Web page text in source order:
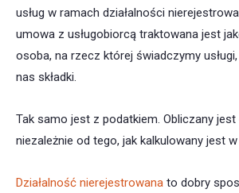
usług w ramach działalności
umowa z usługobiorcą traktowana jest
osoba, na rzecz której świadczymy
nas składki.
Tak samo jest z podatkiem. Obliczany jest
niezależnie od tego, jak kalkulowany jest
Działalność nierejestrowana to dobry